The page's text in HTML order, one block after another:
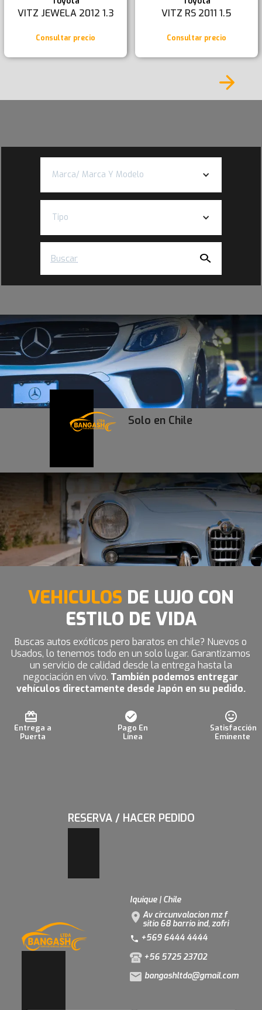
VITZ JEWELA 2012 1.3
Consultar precio
VITZ RS 2011 1.5
Consultar precio
Marca/ Marca Y Modelo
Tipo
Buscar
Solo en Chile
VEHICULOS DE LUJO CON
ESTILO DE VIDA
Buscas autos exóticos pero baratos en chile? Nuevos o
Usados, lo tenemos todo en un solo lugar. Garantizamos
un servicio de calidad desde la entrega hasta la
negociación en vivo. También podemos entregar
vehículos directamente desde Japón en su pedido.
Entrega a
Puerta
Pago En
Línea
Satisfacción
Eminente
RESERVA / HACER PEDIDO
Iquique | Chile
Av circunvalacion mz f
sitio 68 barrio ind, zofri
+569 6444 4444
+56 5725 23702
bangashltda@gmail.com